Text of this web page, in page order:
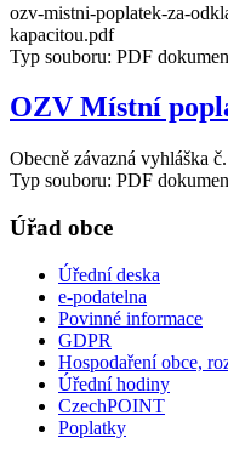
ozv-mistni-poplatek-za-
kapacitou.pdf
Typ souboru: PDF
OZV Místní
Obecně závazná vyhláška
Typ souboru: PDF
Úřad obce
Úřední deska
e-podatelna
Povinné informace
GDPR
Hospodaření obce,
Úřední hodiny
CzechPOINT
Poplatky